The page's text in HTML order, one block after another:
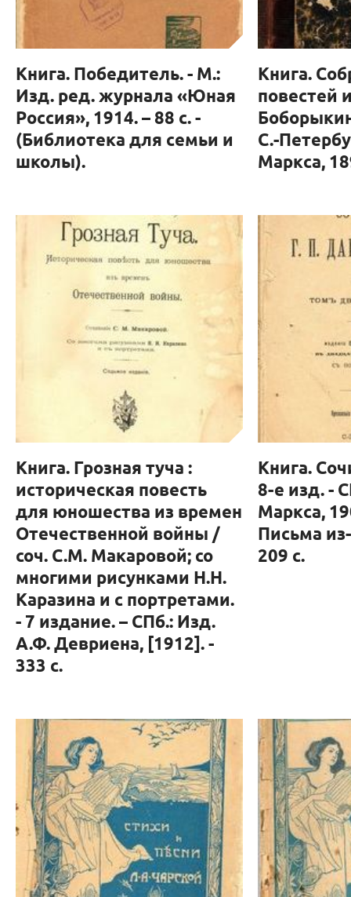
Книга. Победитель. - М.:
Изд. ред. журнала «Юная
Россия», 1914. – 88 с. -
(Библиотека для семьи и
школы).
Книга.
повестей
С.-
Маркса,
Книга. Грозная туча :
историческая повесть
для юношества из времен
Отечественной войны /
соч. С.М. Макаровой; со
многими рисунками Н.Н.
Каразина и с портретами.
- 7 издание. – СПб.: Изд.
А.Ф. Девриена, [1912]. -
333 с.
Книга.
8-е изд. -
Маркса,
Письма
209 с.